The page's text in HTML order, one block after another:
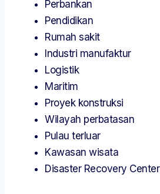
Perbankan
Pendidikan
Rumah sakit
Industri manufaktur
Logistik
Maritim
Proyek konstruksi
Wilayah perbatasan
Pulau terluar
Kawasan wisata
Disaster Recovery Center